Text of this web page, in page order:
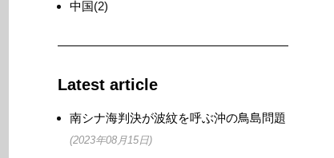
中国(2)
Latest article
南シナ海判決が波紋を呼ぶ沖の鳥島問題
(2023年08月15日)